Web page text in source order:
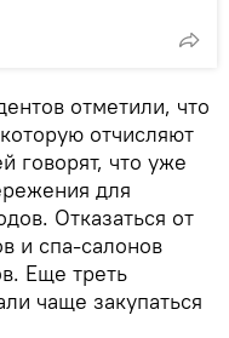
отметили, что
отчисляют
говорят, что уже
для
Отказаться от
и спа-салонов
Еще треть
чаще закупаться